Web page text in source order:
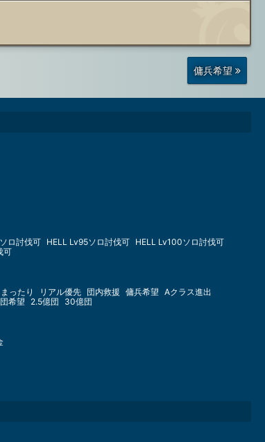
前
の
投
傭兵希望
ロ討伐可 HELL Lv95ソロ討伐可 HELL Lv100ソロ討伐可
可
まったり リアル優先 団内救援 傭兵希望 Aクラス進出
希望 2.5億団 30億団